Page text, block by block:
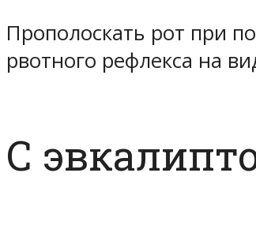
Прополоскать рот при
рвотного рефлекса на
С